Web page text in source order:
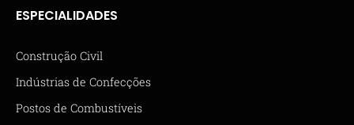
ESPECIALIDADES
Construção Civil
Indústrias de Confecções
Postos de Combustíveis